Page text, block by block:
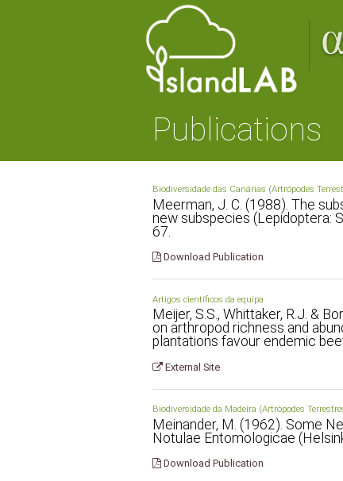
Publications
Biodiversidade das Canárias (Artrópodes
Meerman, J. C. (1988). The
new subspecies (Lepidoptera:
67.
Download Publication
Artigos científicos da equipa
Meijer, S.S., Whittaker, R.J. &
on arthropod richness and
plantations favour endemic
External Site
Biodiversidade da Madeira (Artrópodes
Meinander, M. (1962). Some
Notulae Entomologicae
Download Publication